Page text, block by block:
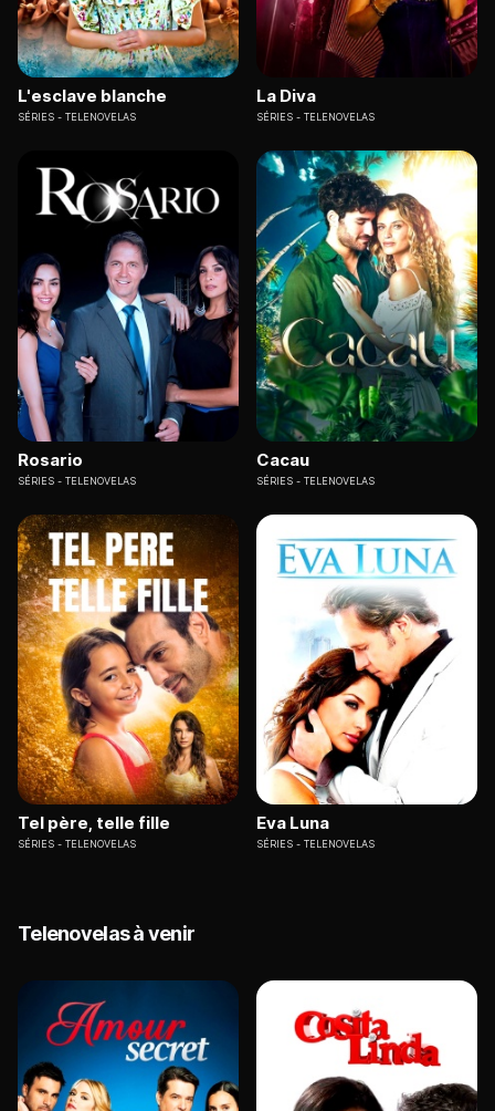
L'esclave blanche
SÉRIES TELENOVELAS
La Diva
SÉRIES TELENOVELAS
Rosario
SÉRIES TELENOVELAS
Cacau
SÉRIES TELENOVELAS
Tel père, telle fille
SÉRIES TELENOVELAS
Eva Luna
SÉRIES TELENOVELAS
Telenovelas à venir